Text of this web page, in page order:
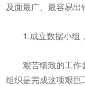
及面最广、最容易出
1.成立数据小组，
艰苦细致的工作
组织是完成这项艰巨